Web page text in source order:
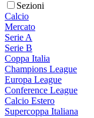
Sezioni
Calcio
Mercato
Serie A
Serie B
Coppa Italia
Champions League
Europa League
Conference League
Calcio Estero
Supercoppa Italiana